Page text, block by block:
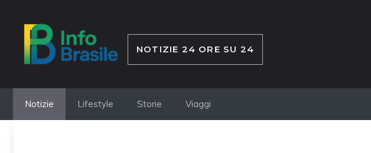
contenuto
NOTIZIE 24 ORE SU 24
Notizie Lifestyle Storie Viaggi